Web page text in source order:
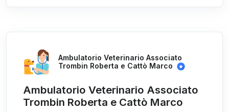
Ambulatorio Veterinario Associato
Trombin Roberta e Cattò Marco
Ambulatorio Veterinario Associato
Trombin Roberta e Cattò Marco